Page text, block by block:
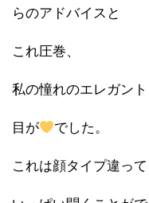
らのアドバイスと
これ圧巻、
私の憧れのエレガン
目が でした。
これは顔タイプ違っ